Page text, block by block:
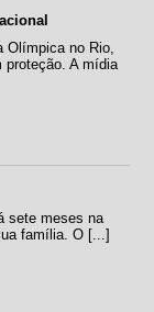
Olímpica no Rio,
proteção. A mídia
sete meses na
família. O [...]